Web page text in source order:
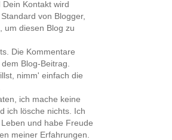
Kontakt wird
von Blogger,
um diesen Blog zu
Die Kommentare
Blog-Beitrag.
nimm' einfach die
ich mache keine
ich lösche nichts. Ich
und habe Freude
meiner Erfahrungen.